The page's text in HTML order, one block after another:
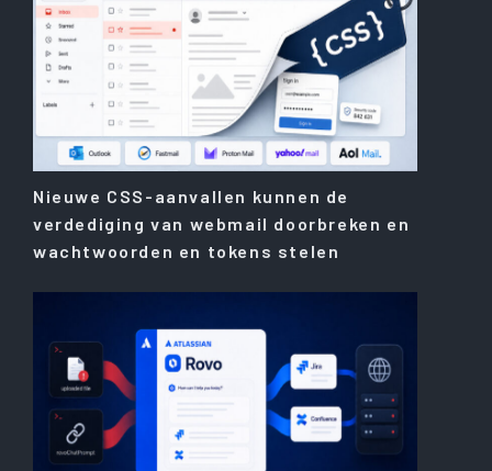
Nieuwe CSS-aanvallen kunnen de
verdediging van webmail doorbreken en
wachtwoorden en tokens stelen